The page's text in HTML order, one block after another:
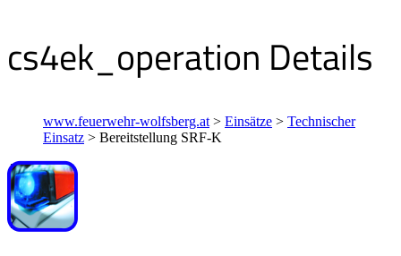
cs4ek_operation Details
www.feuerwehr-wolfsberg.at > Einsätze > Technischer
Einsatz > Bereitstellung SRF-K